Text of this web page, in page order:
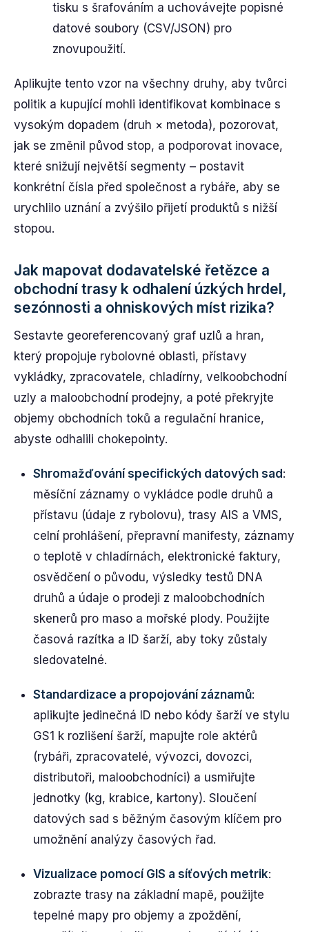
tisku s šrafováním a uchovávejte popisné
datové soubory (CSV/JSON) pro
znovupoužití.
Aplikujte tento vzor na všechny druhy, aby tvůrci
politik a kupující mohli identifikovat kombinace s
vysokým dopadem (druh × metoda), pozorovat,
jak se změnil původ stop, a podporovat inovace,
které snižují největší segmenty – postavit
konkrétní čísla před společnost a rybáře, aby se
urychlilo uznání a zvýšilo přijetí produktů s nižší
stopou.
Jak mapovat dodavatelské řetězce a
obchodní trasy k odhalení úzkých hrdel,
sezónnosti a ohniskových míst rizika?
Sestavte georeferencovaný graf uzlů a hran,
který propojuje rybolovné oblasti, přístavy
vykládky, zpracovatele, chladírny, velkoobchodní
uzly a maloobchodní prodejny, a poté překryjte
objemy obchodních toků a regulační hranice,
abyste odhalili chokepointy.
Shromažďování specifických datových sad :
měsíční záznamy o vykládce podle druhů a
přístavu (údaje z rybolovu), trasy AIS a VMS,
celní prohlášení, přepravní manifesty, záznamy
o teplotě v chladírnách, elektronické faktury,
osvědčení o původu, výsledky testů DNA
druhů a údaje o prodeji z maloobchodních
skenerů pro maso a mořské plody. Použijte
časová razítka a ID šarží, aby toky zůstaly
sledovatelné.
Standardizace a propojování záznamů:
aplikujte jedinečná ID nebo kódy šarží ve stylu
GS1 k rozlišení šarží, mapujte role aktérů
(rybáři, zpracovatelé, vývozci, dovozci,
distributoři, maloobchodníci) a usmiřujte
jednotky (kg, krabice, kartony). Sloučení
datových sad s běžným časovým klíčem pro
umožnění analýzy časových řad.
Vizualizace pomocí GIS a síťových metrik:
zobrazte trasy na základní mapě, použijte
tepelné mapy pro objemy a zpoždění,